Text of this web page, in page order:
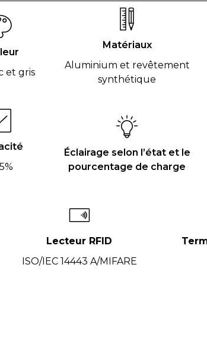
et gris
Matériaux
Aluminium et revêtement
synthétique
Éclairage selon l’état et le
pourcentage de charge
Lecteur RFID
ISO/IEC 14443 A/MIFARE